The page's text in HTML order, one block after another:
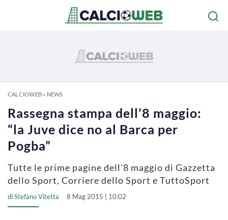
CALCIOWEB» NEWS
Rassegna stampa dell’8 maggio:
“la Juve dice no al Barca per
Pogba”
Tutte le prime pagine dell'8 maggio di Gazzetta
dello Sport, Corriere dello Sport e TuttoSport
diStefano Vitetta 8 Mag 2015 | 10:02